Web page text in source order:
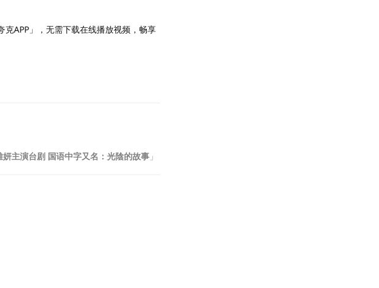
APP」，无需下载在线播放视频，畅享
主演台剧 国语中字又名：光陰的故事 」